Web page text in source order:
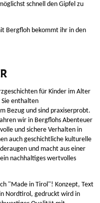
schnell den Gipfel zu
Bergfloh bekommt ihr in den
für Kinder im Alter
Sie enthalten
Bezug und sind praxiserprobt.
wir in Bergflohs Abenteuer
und sichere Verhalten in
auch geschichtliche kulturelle
und macht aus einer
nachhaltiges wertvolles
"Made in Tirol"! Konzept, Text
Nordtirol, gedruckt wird in